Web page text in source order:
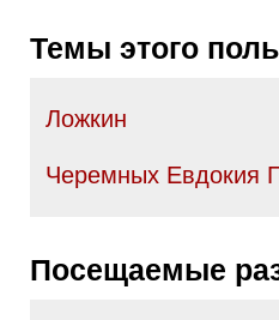
Темы этого
Ложкин
Черемных Евдокия
Посещаемые